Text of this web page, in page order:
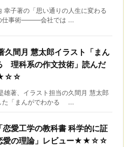
幸子著の「思い通りの人生に変わる
仕事術―――会社では ...
久間月 慧太郎イラスト「まん
理科系の作文技術」読んだ
雄著、イラスト担当の久間月 慧太郎
た「まんがでわかる ...
恋愛工学の教科書 科学的に証
愛の理論」レビュー★★☆☆